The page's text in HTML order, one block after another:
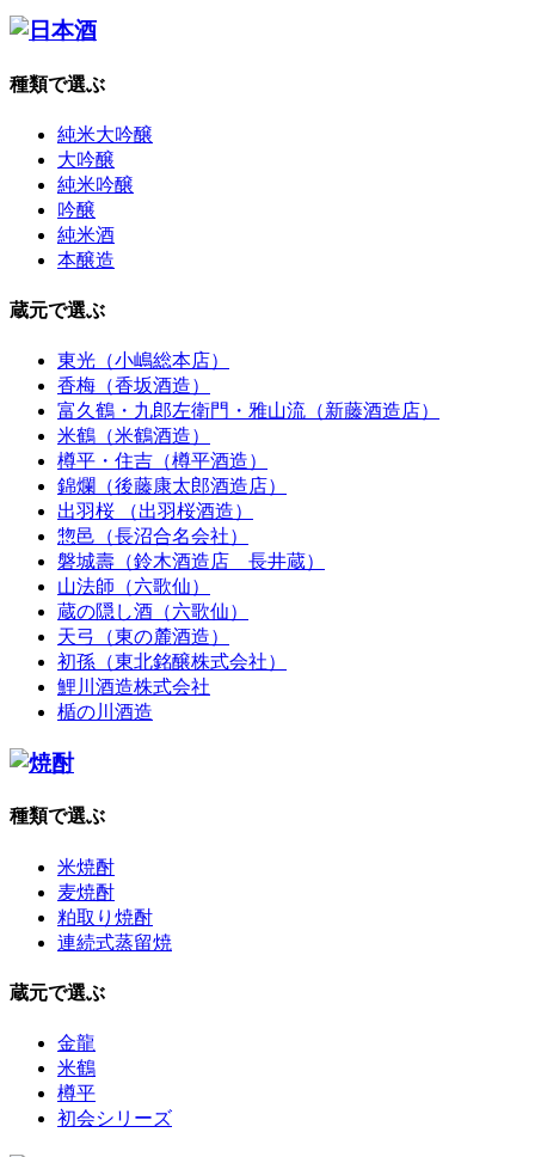
種類で選ぶ
純米大吟醸
大吟醸
純米吟醸
吟醸
純米酒
本醸造
蔵元で選ぶ
東光（小嶋総本店）
香梅（香坂酒造）
富久鶴・九郎左衛門・雅山流（新藤酒造店）
米鶴（米鶴酒造）
樽平・住吉（樽平酒造）
錦爛（後藤康太郎酒造店）
出羽桜 （出羽桜酒造）
惣邑（長沼合名会社）
磐城壽（鈴木酒造店 長井蔵）
山法師（六歌仙）
蔵の隠し酒（六歌仙）
天弓（東の麓酒造）
初孫（東北銘醸株式会社）
鯉川酒造株式会社
楯の川酒造
種類で選ぶ
米焼酎
麦焼酎
粕取り焼酎
連続式蒸留焼
蔵元で選ぶ
金龍
米鶴
樽平
初会シリーズ